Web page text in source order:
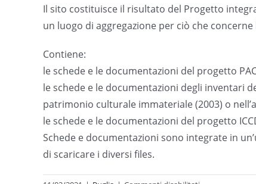
Il sito costituisce il risultato del Progetto
un luogo di aggregazione per ciò che
Contiene:
le schede e le documentazioni del progetto
le schede e le documentazioni degli inventari
patrimonio culturale immateriale (2003) o
le schede e le documentazioni del progetto
Schede e documentazioni sono integrate in
di scaricare i diversi files.